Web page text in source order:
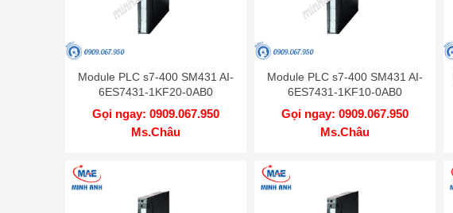
Module PLC s7-400 SM431 AI-
6ES7431-1KF20-0AB0
Gọi ngay: 0909.067.950
Ms.Châu
Module PLC s7-400 SM431 AI-
6ES7431-1KF10-0AB0
Gọi ngay: 0909.067.950
Ms.Châu